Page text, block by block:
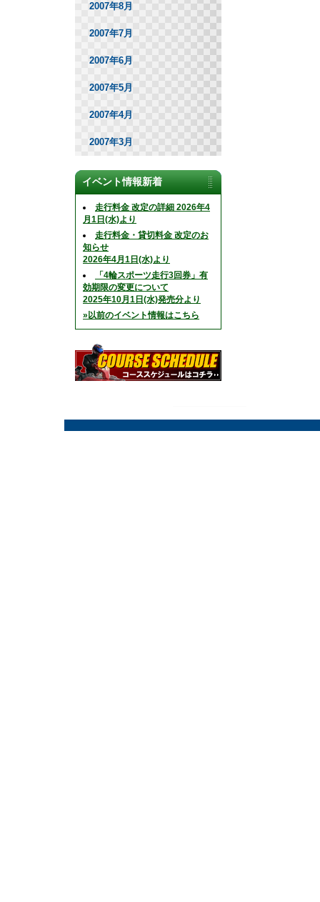
2007年8月
2007年7月
2007年6月
2007年5月
2007年4月
2007年3月
イベント情報新着
走行料金 改定の詳細 2026年4
月1日(水)より
走行料金・貸切料金 改定のお
知らせ
2026年4月1日(水)より
「4輪スポーツ走行3回券」有
効期限の変更について
2025年10月1日(水)発売分より
»以前のイベント情報はこちら